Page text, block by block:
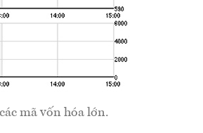
mã vốn hóa lớn.